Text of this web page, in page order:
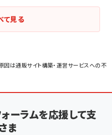
因は通販サイト構築・運営サービスへの不
て見る
ーラムを応援して支
ま